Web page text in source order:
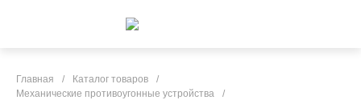
Главная / Каталог товаров
/
Механические противоугонные устройства
/